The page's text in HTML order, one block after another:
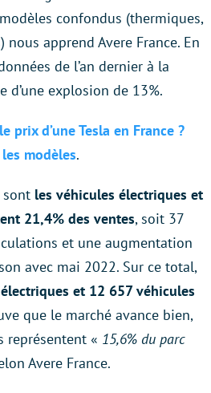
confondus (thermiques,
apprend Avere France. En
de l’an dernier à la
d’une explosion de 13%.
prix d’une Tesla en France ?
modèles.
sont les véhicules électriques et
21,4% des ventes, soit 37
et une augmentation
avec mai 2022. Sur ce total,
et 12 657 véhicules
que le marché avance bien,
représentent « 15,6% du parc
Avere France.